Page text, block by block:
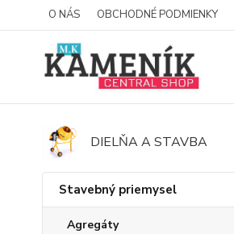
O NÁS OBCHODNÉ PODMIENKY
DIELŇA A STAVBA
Stavebný priemysel
Agregáty